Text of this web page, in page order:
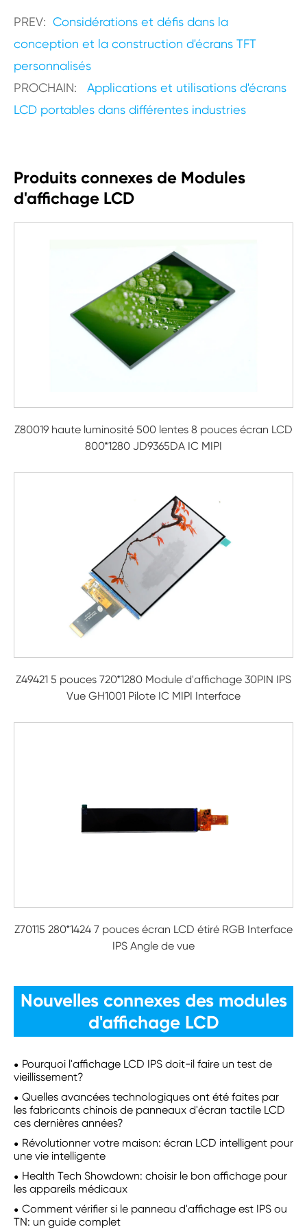
PREV: Considérations et défis dans la
conception et la construction d'écrans TFT
personnalisés
PROCHAIN: Applications et utilisations d'écrans
LCD portables dans différentes industries
Produits connexes de Modules
d'affichage LCD
Z80019 haute luminosité 500 lentes 8 pouces écran LCD
800*1280 JD9365DA IC MIPI
Z49421 5 pouces 720*1280 Module d'affichage 30PIN IPS
Vue GH1001 Pilote IC MIPI Interface
Z70115 280*1424 7 pouces écran LCD étiré RGB Interface
IPS Angle de vue
Nouvelles connexes des modules
d'affichage LCD
Pourquoi l'affichage LCD IPS doit-il faire un test de
vieillissement?
Quelles avancées technologiques ont été faites par
les fabricants chinois de panneaux d'écran tactile LCD
ces dernières années?
Révolutionner votre maison: écran LCD intelligent pour
une vie intelligente
Health Tech Showdown: choisir le bon affichage pour
les appareils médicaux
Comment vérifier si le panneau d'affichage est IPS ou
TN: un guide complet